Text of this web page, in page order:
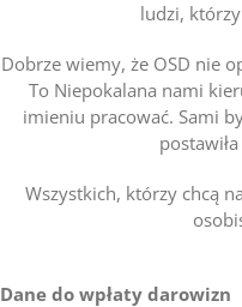
ludzi,
Dobrze wiemy, że OSD nie
To Niepokalana nami
imieniu pracować. Sami
Wszystkich, którzy chcą
Dane do wpłaty darowizn